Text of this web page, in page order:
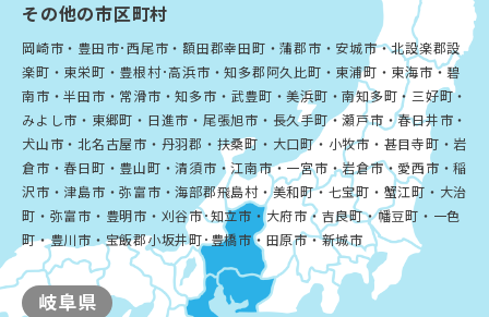
その他の市区町村
岡崎市・豊田市･西尾市・額田郡幸田町・蒲郡市・安城市・北設楽郡設
楽町・東栄町・豊根村･高浜市・知多郡阿久比町・東浦町・東海市・碧
南市・半田市・常滑市・知多市・武豊町・美浜町・南知多町・三好町・
みよし市・東郷町・日進市・尾張旭市・長久手町・瀬戸市・春日井市・
犬山市・北名古屋市・丹羽郡・扶桑町・大口町・小牧市・甚目寺町・岩
倉市・春日町・豊山町・清須市・江南市・一宮市・岩倉市・愛西市・稲
沢市・津島市・弥富市・海部郡飛島村・美和町・七宝町・蟹江町・大治
町・弥富市・豊明市・刈谷市･知立市・大府市・吉良町・幡豆町・一色
町・豊川市・宝飯郡小坂井町･豊橋市・田原市・新城市
岐阜県